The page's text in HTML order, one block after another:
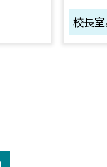
校長室